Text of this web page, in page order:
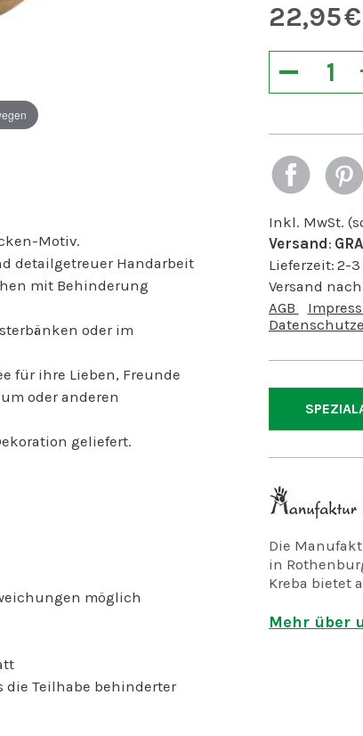
Motiv.
detailgetreuer Handarbeit
mit Behinderung
oder im
für ihre Lieben, Freunde
oder anderen
geliefert.
möglich
die Teilhabe behinderter
22,95€
−
Inkl. MwSt.
Versand:
Lieferzeit: 2-3
Versand
AGB
Die
in
Kreba bietet
Mehr über